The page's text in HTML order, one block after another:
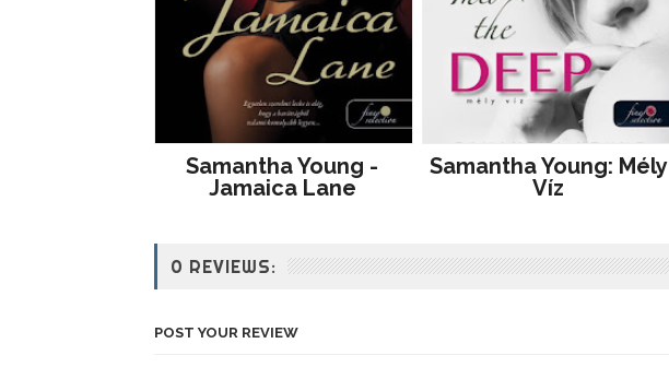
Samantha Young -
Jamaica Lane
Samantha Young: Mély
Víz
0 REVIEWS:
POST YOUR REVIEW